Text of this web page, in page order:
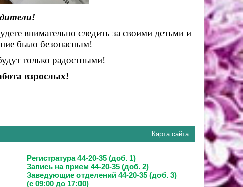
внимательно следить за своими детьми и
было безопасным!
только радостными!
взрослых!
Карта сайта
Регистратура 44-20-35 (доб. 1)
Запись на прием 44-20-35 (доб. 2)
Заведующие отделений 44-20-35 (доб. 3)
(с 09:00 до 17:00)